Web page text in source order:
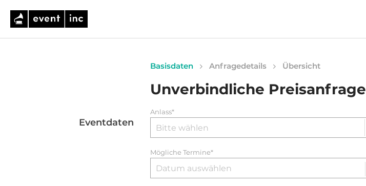
Basisdaten Anfragedetails Übersicht
Unverbindliche Preisanfrage
Eventdaten
Anlass*
Mögliche Termine*